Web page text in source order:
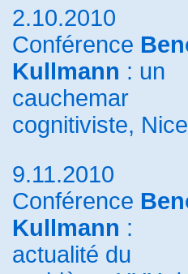
2.10.2010
Conférence
Kullmann : un
cauchemar
cognitiviste, Nice
9.11.2010
Conférence
Kullmann :
actualité du